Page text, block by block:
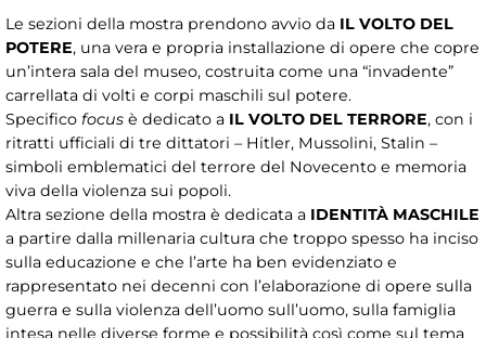
Le sezioni della mostra prendono avvio da IL VOLTO DEL
POTERE, una vera e propria installazione di opere che copre
un’intera sala del museo, costruita come una “invadente”
carrellata di volti e corpi maschili sul potere.
Specifico focus è dedicato a IL VOLTO DEL TERRORE, con i
ritratti ufficiali di tre dittatori – Hitler, Mussolini, Stalin –
simboli emblematici del terrore del Novecento e memoria
viva della violenza sui popoli.
Altra sezione della mostra è dedicata a IDENTITÀ MASCHILE
a partire dalla millenaria cultura che troppo spesso ha inciso
sulla educazione e che l’arte ha ben evidenziato e
rappresentato nei decenni con l’elaborazione di opere sulla
guerra e sulla violenza dell’uomo sull’uomo, sulla famiglia